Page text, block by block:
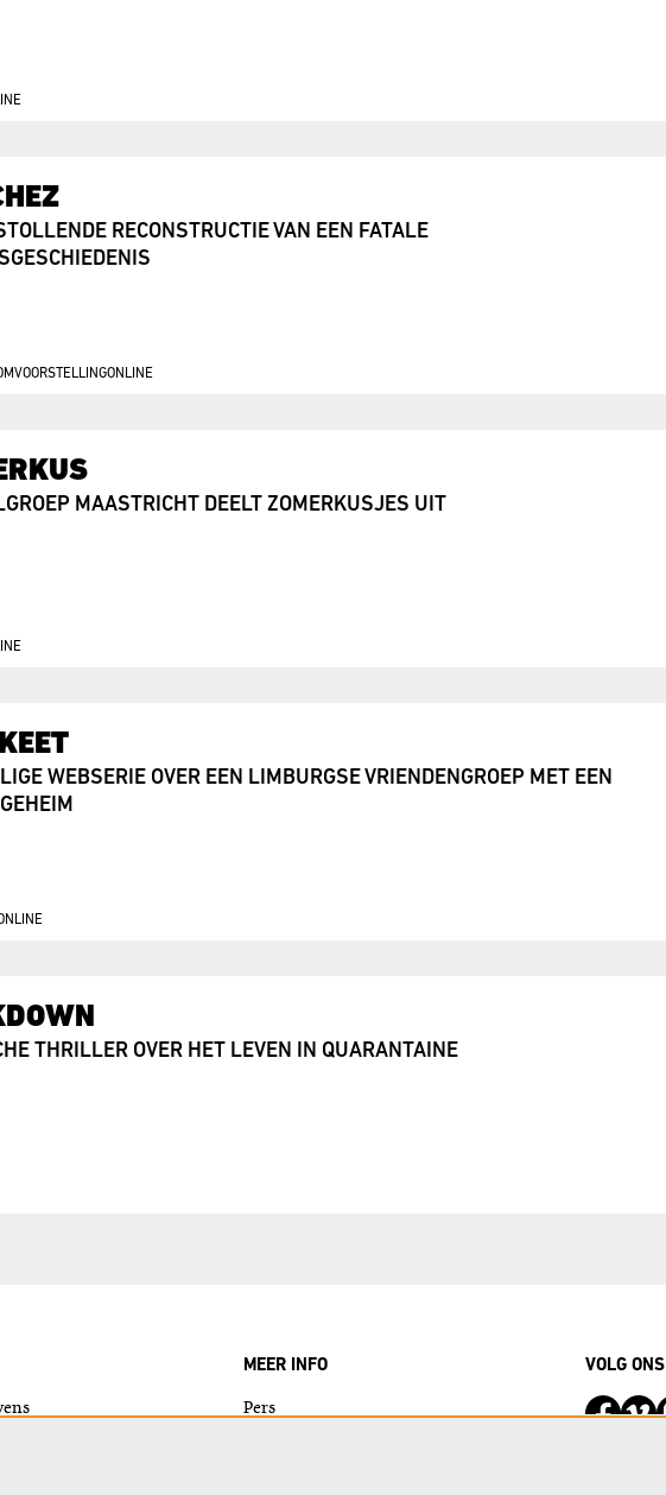
RECONSTRUCTIE VAN EEN FATALE
ONLINE
MAASTRICHT DEELT ZOMERKUSJES UIT
WEBSERIE OVER EEN LIMBURGSE VRIENDENGROEP MET EEN
THRILLER OVER HET LEVEN IN QUARANTAINE
MEER INFO
Pers
VOLG ONS